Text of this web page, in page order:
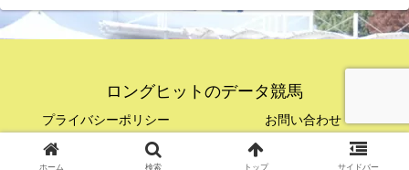
ロングヒットのデータ競馬
プライバシーポリシー お問い合わせ
© 2020 ロングヒットのデータ競馬.
ホーム 検索 トップ サイドバー